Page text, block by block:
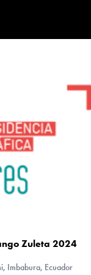
Zuleta 2024
Imbabura, Ecuador